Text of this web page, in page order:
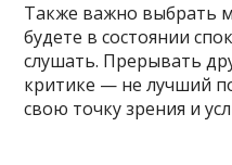
Также важно выбрать
будете в состоянии
слушать. Прерывать
критике — не лучший
свою точку зрения и